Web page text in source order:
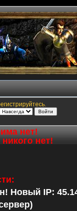
.
нет!
нет!
Новый IP: